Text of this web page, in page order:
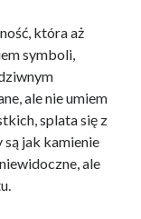
która aż
symboli,
ale nie umiem
splata się z
jak kamienie
ale